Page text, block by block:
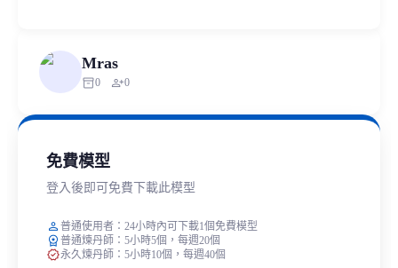
Mras
inventory_20 person_add0
免費模型
登入後即可免費下載此模型
person 普通使用者：24小時內可下載1個免費模型
workspace_premium 普通煉丹師：5小時5個，每週20個
verified永久煉丹師：5小時10個，每週40個